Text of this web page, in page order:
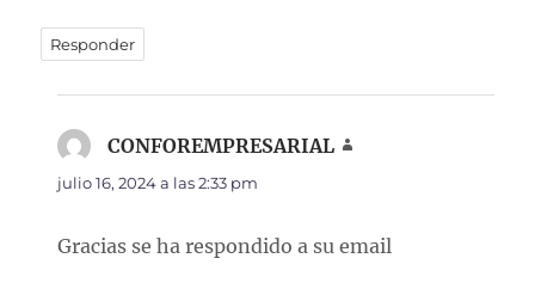
Responder
CONFOREMPRESARIAL
julio 16, 2024 a las 2:33 pm
Gracias se ha respondido a su email